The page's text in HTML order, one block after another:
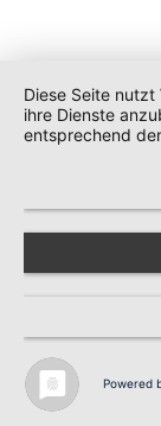
Diese Seite
ihre Dienste
entsprechend
Powered